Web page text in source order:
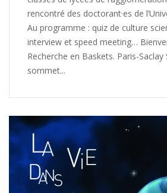
rencontré des doctorant·es de
Au programme : quiz de culture
interview et speed meeting…
Recherche en Baskets. Paris-Saclay
sommet...